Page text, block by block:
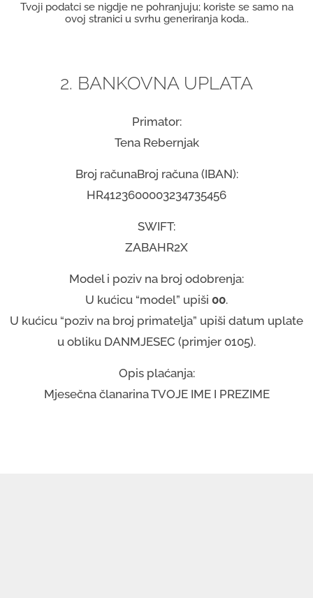
Tvoji podatci se nigdje ne pohranjuju; koriste se samo na
ovoj stranici u svrhu generiranja koda..
2. BANKOVNA UPLATA
Primator:
Tena Rebernjak
Broj računaBroj računa (IBAN):
HR4123600003234735456
SWIFT:
ZABAHR2X
Model i poziv na broj odobrenja:
U kućicu “model” upiši 00.
U kućicu “poziv na broj primatelja” upiši datum uplate
u obliku DANMJESEC (primjer 0105).
Opis plaćanja:
Mjesečna članarina TVOJE IME I PREZIME